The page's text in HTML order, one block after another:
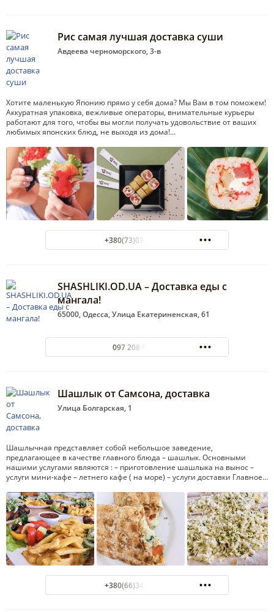
Рис самая лучшая доставка суши
Авдеева черноморского, 3-в
Хотите маленькую Японию прямо у себя дома? Мы Вам в том поможем!
Аккуратная упаковка, вежливые операторы, внимательные курьеры
работают для того, чтобы вы могли получать удовольствие от ваших
любимых японских блюд, не выходя из дома!…
+380(73)033-35-55
SHASHLIKI.OD.UA – Доставка еды с
мангала!
65000, Одесса, Улица Екатериненская, 61
097 208 93-93
Шашлык от Самсона, доставка
Улица Болгарская, 1
Шашлычная представляет собой небольшое заведение,
предлагающее в качестве главного блюда – шашлык. Основными
нашими услугами являются : – приготовление шашлыка на вынос –
услуги мини-кафе – летнего кафе ( на море) – услуги доставки Главное…
+380(66)343-92-85